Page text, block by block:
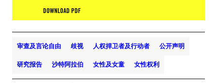
DOWNLOAD PDF
审查及言论自由 歧视 人权捍卫者及行动者 公开声明
研究报告 沙特阿拉伯 女性及女童 女性权利